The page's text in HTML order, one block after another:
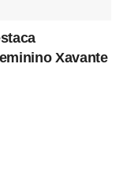
Xavante